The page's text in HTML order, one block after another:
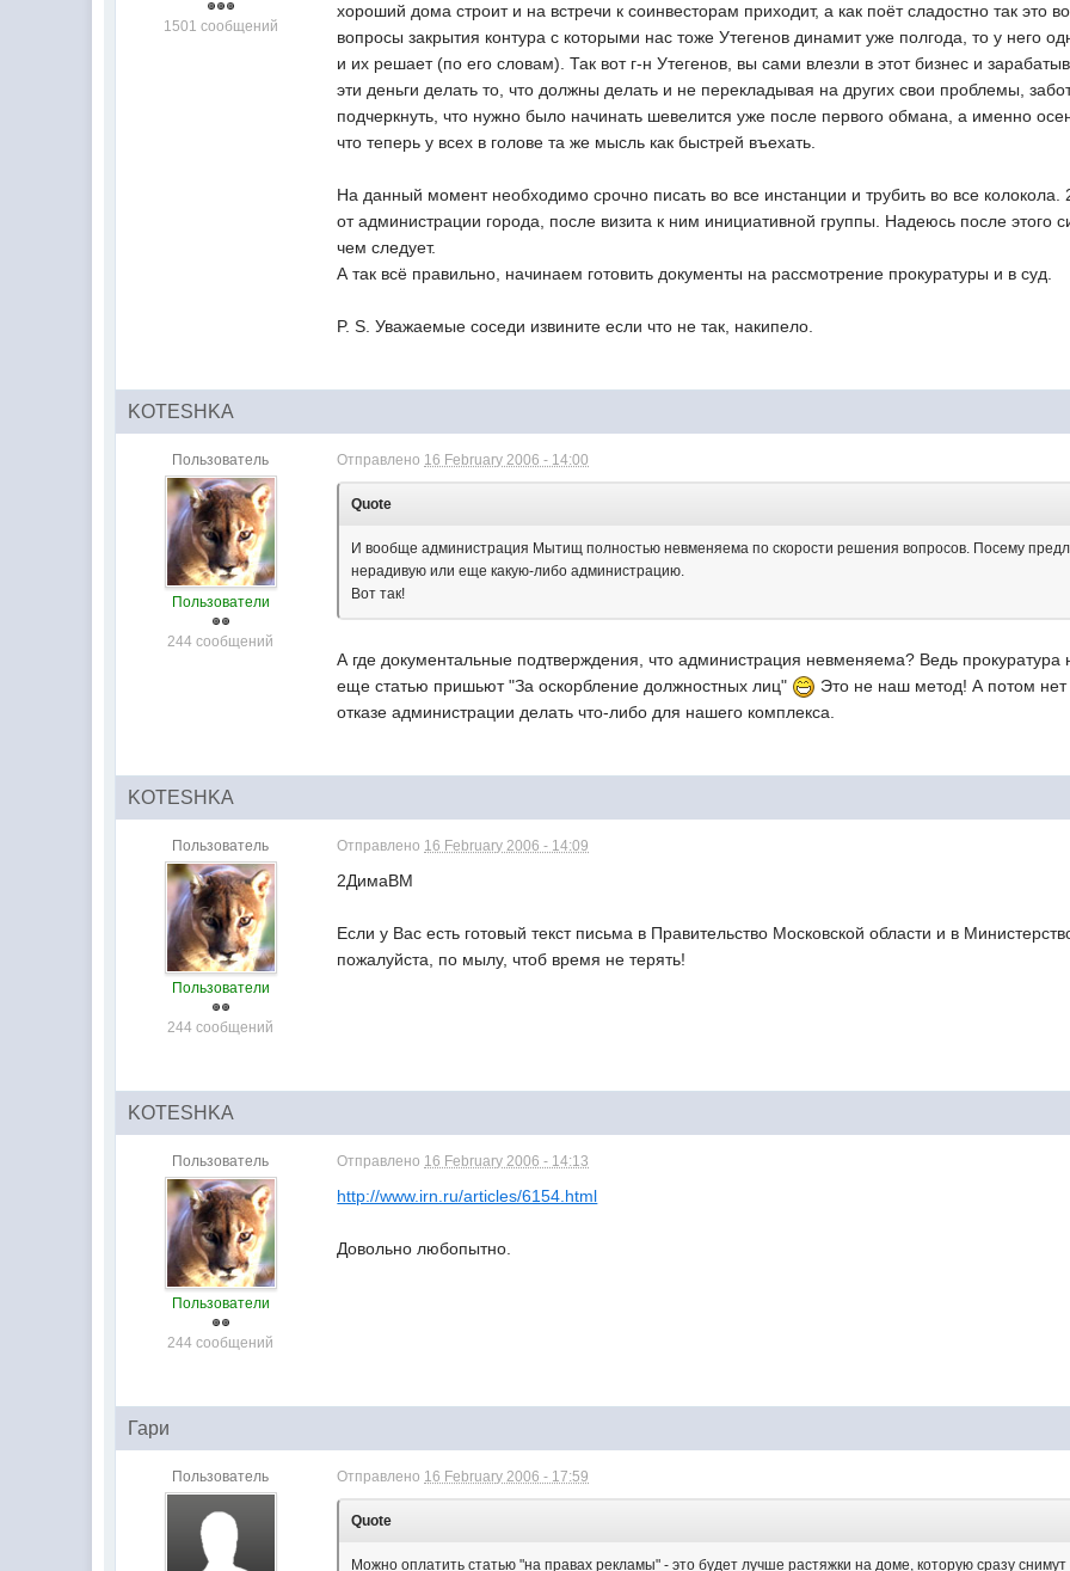
1501 сообщений
хороший дома строит и на встречи к соинвесторам приходит, а как поёт сладостно так
вопросы закрытия контура с которыми нас тоже Утегенов динамит уже полгода, то у него
и их решает (по его словам). Так вот г-н Утегенов, вы сами влезли в этот бизнес и
эти деньги делать то, что должны делать и не перекладывая на других свои проблемы,
подчеркнуть, что нужно было начинать шевелится уже после первого обмана, а именно
что теперь у всех в голове та же мысль как быстрей въехать.
На данный момент необходимо срочно писать во все инстанции и трубить во все
от администрации города, после визита к ним инициативной группы. Надеюсь после этого
чем следует.
А так всё правильно, начинаем готовить документы на рассмотрение прокуратуры и в суд.
P. S. Уважаемые соседи извините если что не так, накипело.
KOTESHKA
Пользователь
Пользователи
244 сообщений
Отправлено 16 February 2006 - 14:00
Quote
И вообще администрация Мытищ полностью невменяема по скорости решения вопросов. Посему
нерадивую или еще какую-либо администрацию.
Вот так!
А где документальные подтверждения, что администрация невменяема? Ведь прокуратура
еще статью пришьют "За оскорбление должностных лиц"
Это не наш метод! А потом
отказе администрации делать что-либо для нашего комплекса.
KOTESHKA
Пользователь
Пользователи
244 сообщений
Отправлено 16 February 2006 - 14:09
2ДимаВМ
Если у Вас есть готовый текст письма в Правительство Московской области и в
пожалуйста, по мылу, чтоб время не терять!
KOTESHKA
Пользователь
Пользователи
244 сообщений
Отправлено 16 February 2006 - 14:13
http://www.irn.ru/articles/6154.html
Довольно любопытно.
Гари
Пользователь Отправлено 16 February 2006 - 17:59
Quote
Можно оплатить статью "на правах рекламы" - это будет лучше растяжки на доме, которую сразу